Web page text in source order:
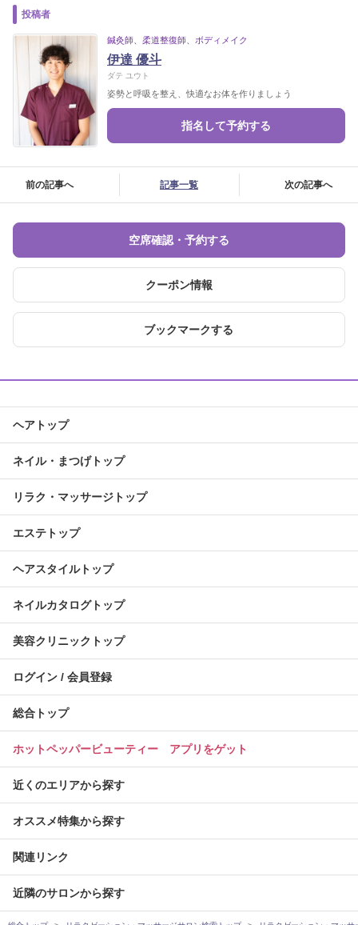
投稿者
鍼灸師、柔道整復師、ボディメイク
伊達 優斗
ダテ ユウト
姿勢と呼吸を整え、快適なお体を作りましょう
指名して予約する
前の記事へ 記事一覧 次の記事へ
空席確認・予約する
クーポン情報
ブックマークする
ヘアトップ
ネイル・まつげトップ
リラク・マッサージトップ
エステトップ
ヘアスタイルトップ
ネイルカタログトップ
美容クリニックトップ
ログイン / 会員登録
総合トップ
ホットペッパービューティー アプリをゲット
近くのエリアから探す
オススメ特集から探す
関連リンク
近隣のサロンから探す